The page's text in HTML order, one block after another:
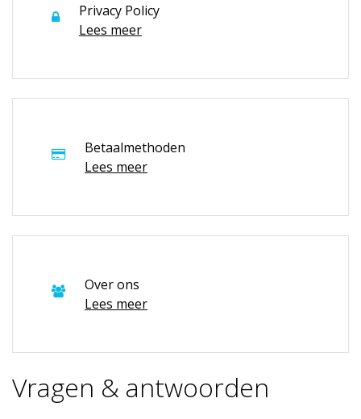
Privacy Policy
Lees meer
Betaalmethoden
Lees meer
Over ons
Lees meer
Vragen & antwoorden